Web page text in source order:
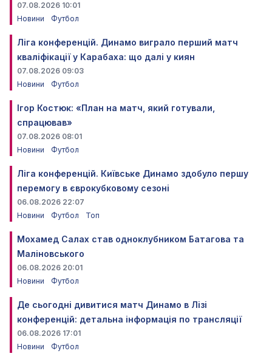
07.08.2026 10:01
Новини
Футбол
Ліга конференцій. Динамо виграло перший матч
кваліфікації у Карабаха: що далі у киян
07.08.2026 09:03
Новини
Футбол
Ігор Костюк: «План на матч, який готували,
спрацював»
07.08.2026 08:01
Новини
Футбол
Ліга конференцій. Київське Динамо здобуло першу
перемогу в єврокубковому сезоні
06.08.2026 22:07
Новини
Футбол Топ
Мохамед Салах став одноклубником Батагова та
Маліновського
06.08.2026 20:01
Новини
Футбол
Де сьогодні дивитися матч Динамо в Лізі
конференцій: детальна інформація по трансляції
06.08.2026 17:01
Новини
Футбол